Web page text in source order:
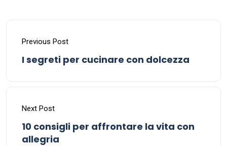
Previous Post
I segreti per cucinare con dolcezza
Next Post
10 consigli per affrontare la vita con
allegria